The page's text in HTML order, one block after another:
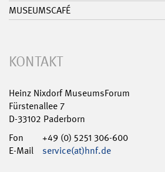
MUSEUMSCAFÉ
KONTAKT
Heinz Nixdorf MuseumsForum
Fürstenallee 7
D-33102 Paderborn
Fon
+49 (0) 5251 306-600
E-Mail
service(at)hnf.de